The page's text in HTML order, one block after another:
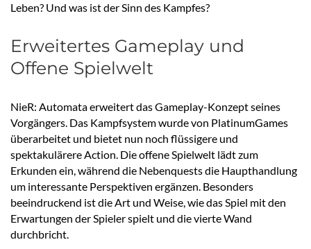
Leben? Und was ist der Sinn des Kampfes?
Erweitertes Gameplay und
Offene Spielwelt
NieR: Automata erweitert das Gameplay-Konzept seines
Vorgängers. Das Kampfsystem wurde von PlatinumGames
überarbeitet und bietet nun noch flüssigere und
spektakulärere Action. Die offene Spielwelt lädt zum
Erkunden ein, während die Nebenquests die Haupthandlung
um interessante Perspektiven ergänzen. Besonders
beeindruckend ist die Art und Weise, wie das Spiel mit den
Erwartungen der Spieler spielt und die vierte Wand
durchbricht.